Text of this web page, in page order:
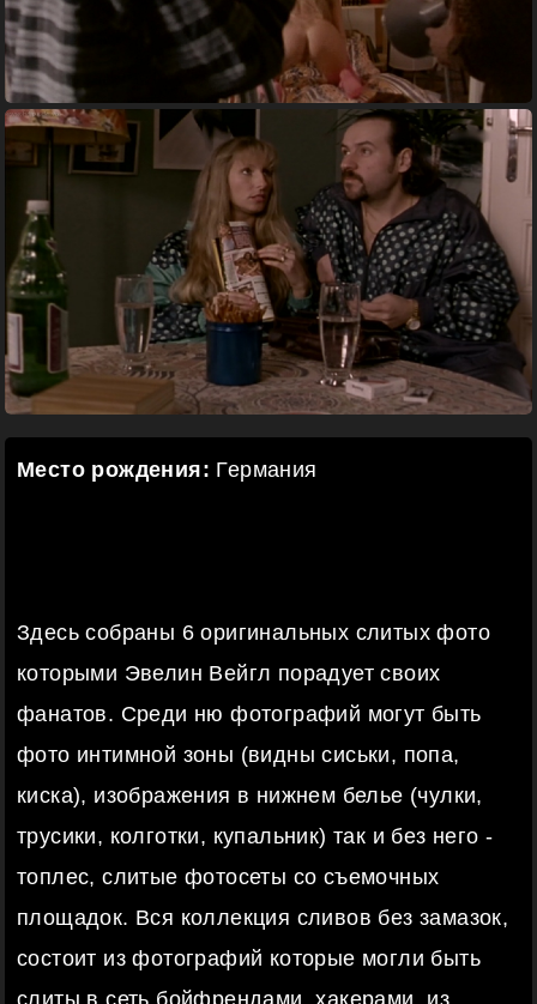
Место рождения: Германия
Здесь собраны 6 оригинальных слитых фото
которыми Эвелин Вейгл порадует своих
фанатов. Среди ню фотографий могут быть
фото интимной зоны (видны сиськи, попа,
киска), изображения в нижнем белье (чулки,
трусики, колготки, купальник) так и без него -
топлес, слитые фотосеты со съемочных
площадок. Вся коллекция сливов без замазок,
состоит из фотографий которые могли быть